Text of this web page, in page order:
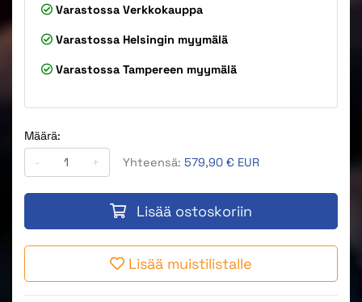
Varastossa Verkkokauppa
Varastossa Helsingin myymälä
Varastossa Tampereen myymälä
Määrä:
-
+ Yhteensä: 579,90 € EUR
Lisää ostoskoriin
Lisää muistilistalle